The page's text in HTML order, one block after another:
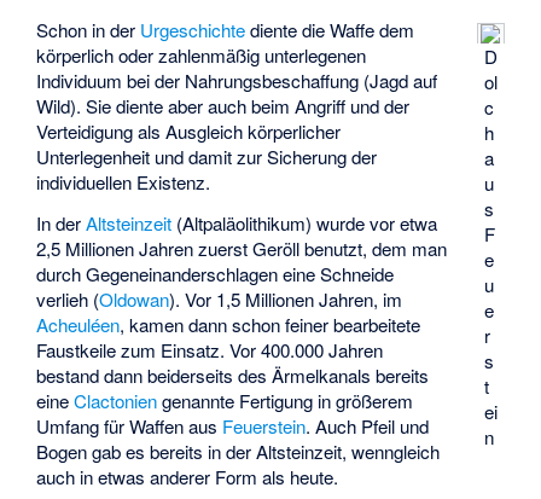
D
ol
c
h
a
u
s
F
e
u
e
r
s
t
ei
n
Schon in der Urgeschichtediente die Waffe dem
körperlich oder zahlenmäßig unterlegenen
Individuum bei der Nahrungsbeschaffung (Jagd auf
Wild). Sie diente aber auch beim Angriff und der
Verteidigung als Ausgleich körperlicher
Unterlegenheit und damit zur Sicherung der
individuellen Existenz.
In derAltsteinzeit (Altpaläolithikum) wurde vor etwa
2,5 Millionen Jahren zuerst Geröll benutzt, dem man
durch Gegeneinanderschlagen eine Schneide
verlieh (Oldowan). Vor 1,5 Millionen Jahren, im
Acheuléen, kamen dann schon feiner bearbeitete
Faustkeile zum Einsatz. Vor 400.000 Jahren
bestand dann beiderseits des Ärmelkanals bereits
eineClactoniengenannte Fertigung in größerem
Umfang für Waffen aus Feuerstein. Auch Pfeil und
Bogen gab es bereits in der Altsteinzeit, wenngleich
auch in etwas anderer Form als heute.